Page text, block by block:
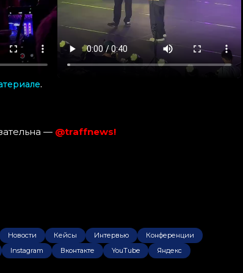
.
— @traffnews!
Новости Кейсы Интервью
Конференции
Instagram Вконтакте YouTube
Яндекс